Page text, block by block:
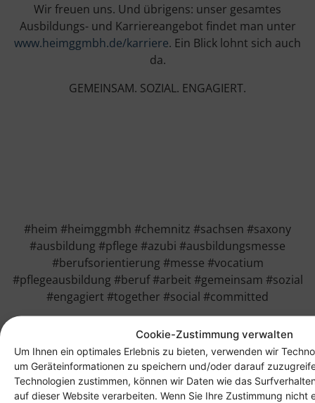
Cookie-Zustimmung verwalten
Um Ihnen ein optimales Erlebnis zu bieten, verwenden wir
um Geräteinformationen zu speichern und/oder darauf
Technologien zustimmen, können wir Daten wie das
auf dieser Website verarbeiten. Wenn Sie Ihre Zustimmung nicht
Wir freuen uns. Und übrigens: unser gesamtes
Ausbildungs- und Karriereangebot findet man unter
www.heimggmbh.de/karriere. Ein Blick lohnt sich auch
da.
GEMEINSAM. SOZIAL. ENGAGIERT.
#heim #heimggmbh #chemnitz #sachsen #saxony
#ausbildung #pflege #azubi #ausbildungsmesse
#berufsorientierung #messe #vocatium
#pflegeausbildung #beruf #arbeit #gemeinsam #sozial
#engagiert #together #social #committed